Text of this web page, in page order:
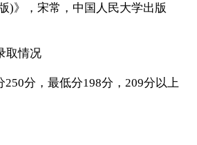
，宋常，中国人民大学出版
情况
分，最低分198分，209分以上